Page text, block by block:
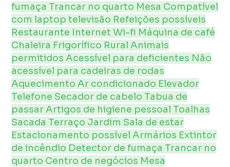
fumaça Trancar no quarto Mesa Compatível
com laptoptelevisão Refeições possíveis
Restaurante InternetWi-fi Máquina de café
Chaleira Frigorífico RuralAnimais
permitidosAcessível para deficientes Não
acessível para cadeiras de rodas
AquecimentoAr condicionado Elevador
Telefone Secador de cabelo Tabua de
passarArtigos de higiene pessoal Toalhas
Sacada Terraço Jardim Sala de estar
Estacionamento possívelArmários Extintor
de incêndio Detector de fumaça Trancar no
quarto Centro de negócios Mesa